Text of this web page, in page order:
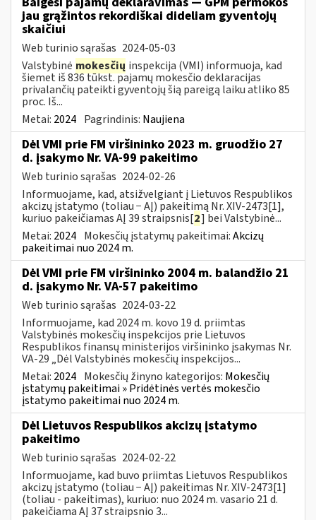
jau grąžintos rekordiškai dideliam gyventojų
skaičiui
Web turinio sąrašas 2024-05-03
Valstybinė mokesčių inspekcija (VMI) informuoja, kad
šiemet iš 836 tūkst. pajamų mokesčio deklaracijas
privalančių pateikti gyventojų šią pareigą laiku atliko 85
proc. Iš...
Metai: 2024 Pagrindinis: Naujiena
Dėl VMI prie FM viršininko 2023 m. gruodžio 27
d. įsakymo Nr. VA-99 pakeitimo
Web turinio sąrašas 2024-02-26
Informuojame, kad, atsižvelgiant į Lietuvos Respublikos
akcizų įstatymo (toliau − AĮ) pakeitimą Nr. XIV-2473[1],
kuriuo pakeičiamas AĮ 39 straipsnis[2] bei Valstybinė...
Metai: 2024 Mokesčių įstatymų pakeitimai:Akcizų
pakeitimai nuo 2024 m.
Dėl VMI prie FM viršininko 2004 m. balandžio 21
d. įsakymo Nr. VA-57 pakeitimo
Web turinio sąrašas 2024-03-22
Informuojame, kad 2024 m. kovo 19 d. priimtas
Valstybinės mokesčių inspekcijos prie Lietuvos
Respublikos finansų ministerijos viršininko įsakymas Nr.
VA-29 „Dėl Valstybinės mokesčių inspekcijos...
Metai: 2024 Mokesčių žinyno kategorijos: Mokesčių
įstatymų pakeitimai » Pridėtinės vertės mokesčio
įstatymo pakeitimai nuo 2024 m.
Dėl Lietuvos Respublikos akcizų įstatymo
pakeitimo
Web turinio sąrašas 2024-02-22
Informuojame, kad buvo priimtas Lietuvos Respublikos
akcizų įstatymo (toliau − AĮ) pakeitimas Nr. XIV-2473[1]
(toliau - pakeitimas), kuriuo: nuo 2024 m. vasario 21 d.
pakeičiama AĮ 37 straipsnio 3...